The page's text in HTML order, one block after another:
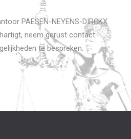
PAESEN-NEYENS-DIRCKX
neem gerust contact
te bespreken.